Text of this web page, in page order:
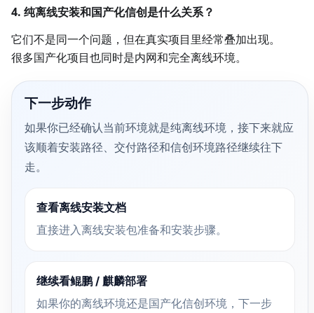
4. 纯离线安装和国产化信创是什么关系？
它们不是同一个问题，但在真实项目里经常叠加出现。
很多国产化项目也同时是内网和完全离线环境。
下一步动作
如果你已经确认当前环境就是纯离线环境，接下来就应
该顺着安装路径、交付路径和信创环境路径继续往下
走。
查看离线安装文档
直接进入离线安装包准备和安装步骤。
继续看鲲鹏 / 麒麟部署
如果你的离线环境还是国产化信创环境，下一步